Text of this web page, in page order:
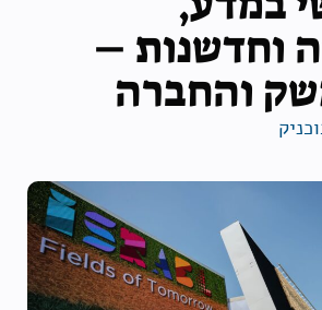
וחדשנות –
והחברה